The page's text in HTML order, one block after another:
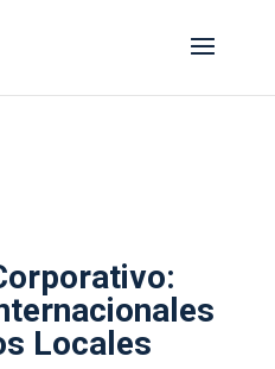
Locales